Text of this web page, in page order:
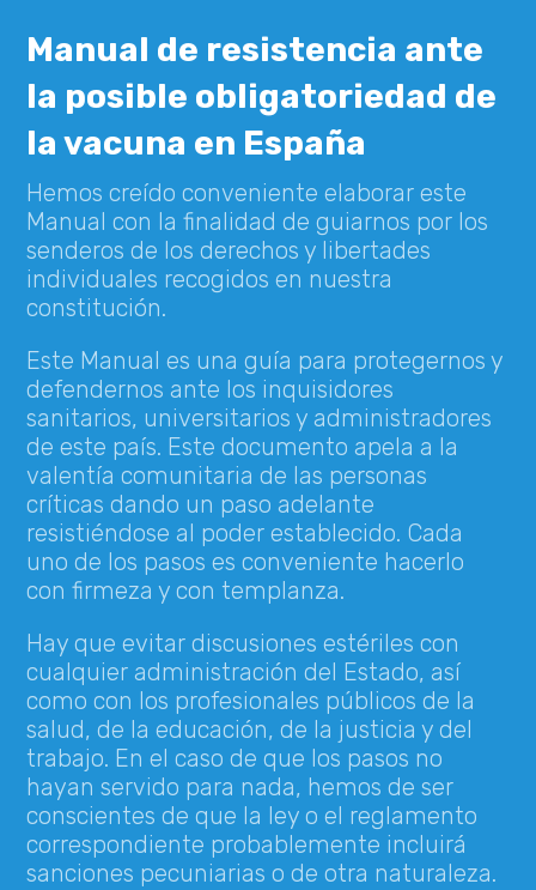
Manual de resistencia ante
la posible obligatoriedad de
la vacuna en España
Hemos creído conveniente elaborar este
Manual con la finalidad de guiarnos por los
senderos de los derechos y libertades
individuales recogidos en nuestra
constitución.
Este Manual es una guía para protegernos y
defendernos ante los inquisidores
sanitarios, universitarios y administradores
de este país. Este documento apela a la
valentía comunitaria de las personas
críticas dando un paso adelante
resistiéndose al poder establecido. Cada
uno de los pasos es conveniente hacerlo
con firmeza y con templanza.
Hay que evitar discusiones estériles con
cualquier administración del Estado, así
como con los profesionales públicos de la
salud, de la educación, de la justicia y del
trabajo. En el caso de que los pasos no
hayan servido para nada, hemos de ser
conscientes de que la ley o el reglamento
correspondiente probablemente incluirá
sanciones pecuniarias o de otra naturaleza.